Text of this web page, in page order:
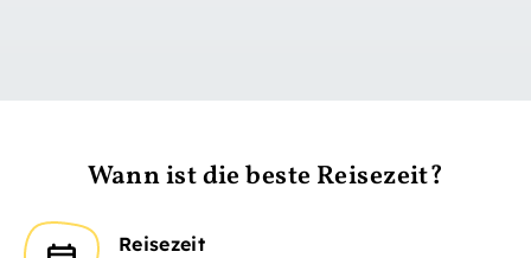
Wann ist die beste Reisezeit?
Reisezeit